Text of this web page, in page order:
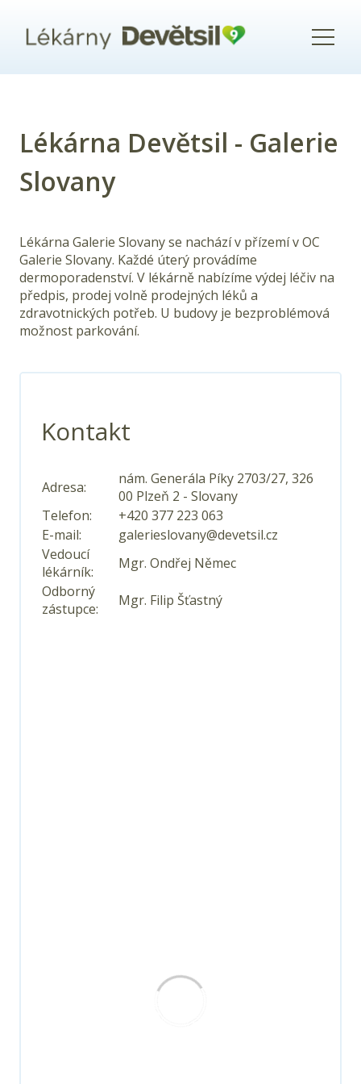
Menu
Lékárna Devětsil - Galerie
Slovany
Lékárna Galerie Slovanyse nachází v přízemí v OC
Galerie Slovany. Každé úterý provádíme
dermoporadenství. V lékárně nabízíme výdej léčiv na
předpis, prodej volně prodejných léků a
zdravotnických potřeb. U budovy je bezproblémová
možnost parkování.
Kontakt
Adresa:
nám. Generála Píky 2703/27, 326
00 Plzeň 2 - Slovany
Telefon:
+420 377 223 063
E-mail:
galerieslovany@devetsil.cz
Vedoucí
lékárník:
Mgr. Ondřej Němec
Odborný
zástupce:
Mgr. Filip Šťastný